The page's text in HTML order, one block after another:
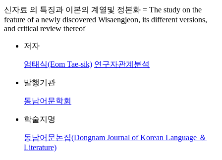
신자료 의 특징과 이본의 계열및 정본화 = The study on the
feature of a newly discovered Wisaengjeon, its different versions,
and critical review thereof
저자
엄태식(Eom Tae-sik) 연구자관계분석
발행기관
동남어문학회
학술지명
동남어문논집(Dongnam Journal of Korean Language ＆
Literature)